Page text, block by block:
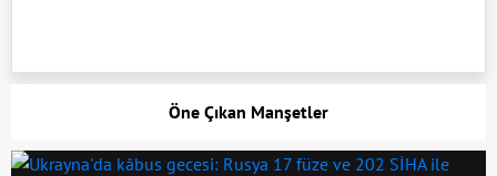
Öne Çıkan Manşetler